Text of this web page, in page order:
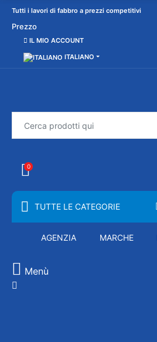
Tutti i lavori di fabbro a prezzi competitivi
Prezzo
IL MIO ACCOUNT
ITALIANO
0
TUTTE LE CATEGORIE
AGENZIA MARCHE
Menù